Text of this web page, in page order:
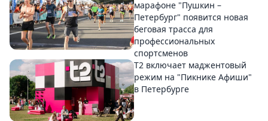
марафоне "Пушкин –
Петербург" появится новая
беговая трасса для
профессиональных
спортсменов
Т2 включает маджентовый
режим на "Пикнике Афиши"
в Петербурге